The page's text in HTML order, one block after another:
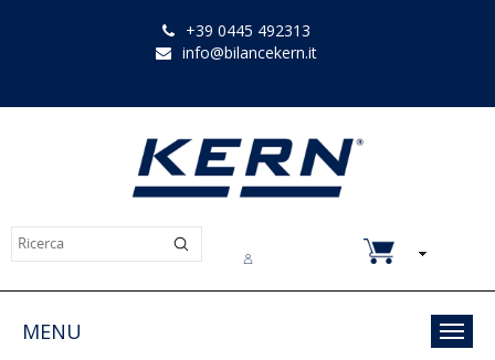
+39 0445 492313
info@bilancekern.it
MENU